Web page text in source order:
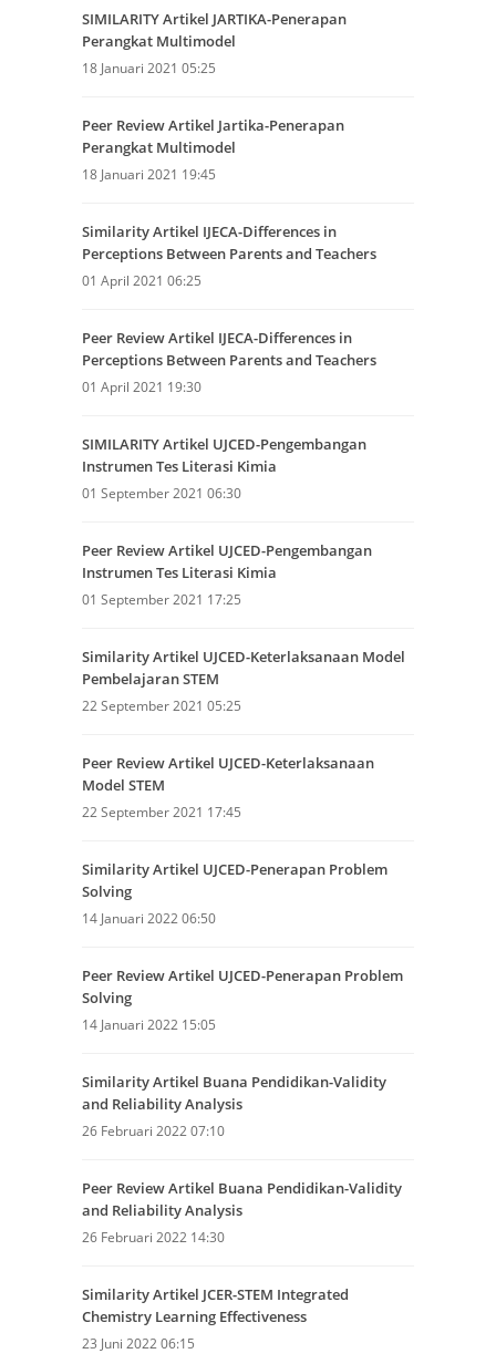
SIMILARITY Artikel JARTIKA-Penerapan
Perangkat Multimodel
18 Januari 2021 05:25
Peer Review Artikel Jartika-Penerapan
Perangkat Multimodel
18 Januari 2021 19:45
Similarity Artikel IJECA-Differences in
Perceptions Between Parents and Teachers
01 April 2021 06:25
Peer Review Artikel IJECA-Differences in
Perceptions Between Parents and Teachers
01 April 2021 19:30
SIMILARITY Artikel UJCED-Pengembangan
Instrumen Tes Literasi Kimia
01 September 2021 06:30
Peer Review Artikel UJCED-Pengembangan
Instrumen Tes Literasi Kimia
01 September 2021 17:25
Similarity Artikel UJCED-Keterlaksanaan Model
Pembelajaran STEM
22 September 2021 05:25
Peer Review Artikel UJCED-Keterlaksanaan
Model STEM
22 September 2021 17:45
Similarity Artikel UJCED-Penerapan Problem
Solving
14 Januari 2022 06:50
Peer Review Artikel UJCED-Penerapan Problem
Solving
14 Januari 2022 15:05
Similarity Artikel Buana Pendidikan-Validity
and Reliability Analysis
26 Februari 2022 07:10
Peer Review Artikel Buana Pendidikan-Validity
and Reliability Analysis
26 Februari 2022 14:30
Similarity Artikel JCER-STEM Integrated
Chemistry Learning Effectiveness
23 Juni 2022 06:15